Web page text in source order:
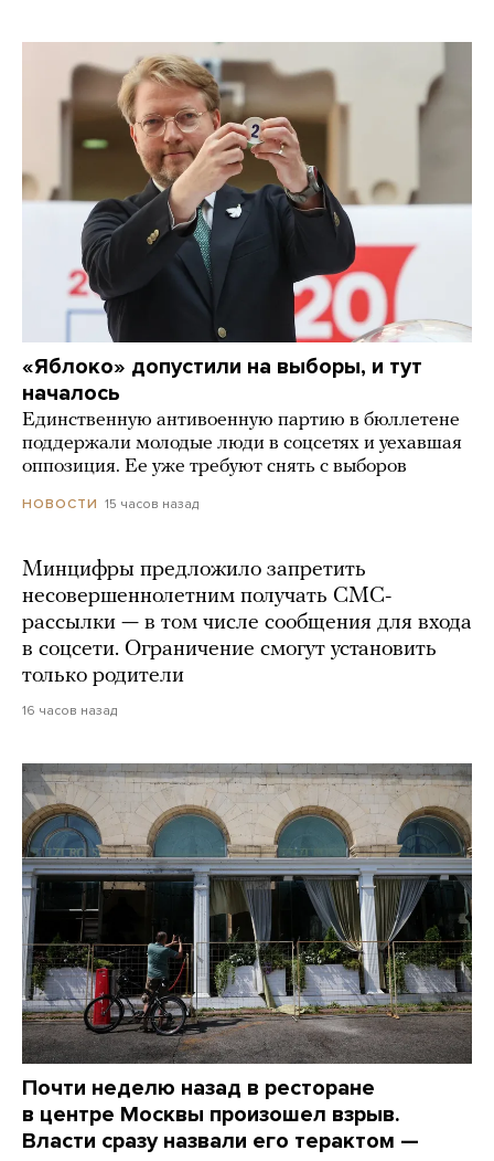
«Яблоко» допустили на выборы, и тут
началось
Единственную антивоенную партию в бюллетене
поддержали молодые люди в соцсетях и уехавшая
оппозиция. Ее уже требуют снять с выборов
НОВОСТИ 15 часов назад
Минцифры предложило запретить
несовершеннолетним получать СМС-
рассылки — в том числе сообщения для входа
в соцсети. Ограничение смогут установить
только родители
16 часов назад
Почти неделю назад в ресторане
в центре Москвы произошел взрыв.
Власти сразу назвали его терактом —